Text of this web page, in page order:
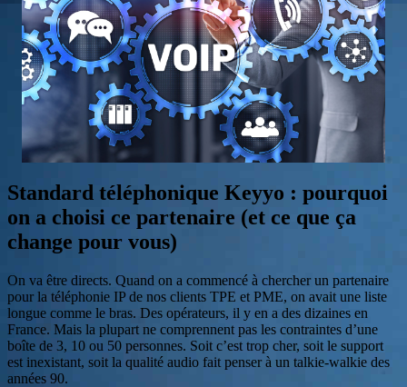
Standard téléphonique Keyyo : pourquoi
on a choisi ce partenaire (et ce que ça
change pour vous)
On va être directs. Quand on a commencé à chercher un partenaire
pour la téléphonie IP de nos clients TPE et PME, on avait une liste
longue comme le bras. Des opérateurs, il y en a des dizaines en
France. Mais la plupart ne comprennent pas les contraintes d’une
boîte de 3, 10 ou 50 personnes. Soit c’est trop cher, soit le support
est inexistant, soit la qualité audio fait penser à un talkie-walkie des
années 90.